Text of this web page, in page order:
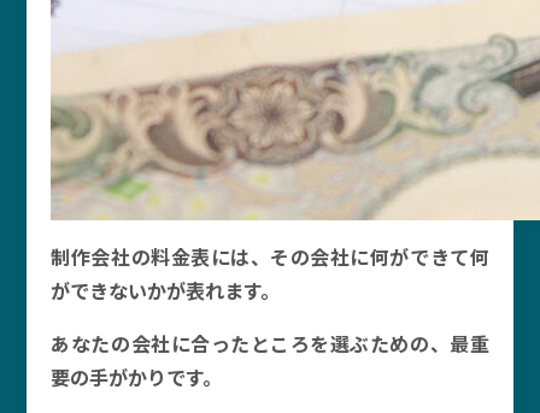
制作会社の料金表には、その会社に何ができて何
ができないかが表れます。
あなたの会社に合ったところを選ぶための、最重
要の手がかりです。